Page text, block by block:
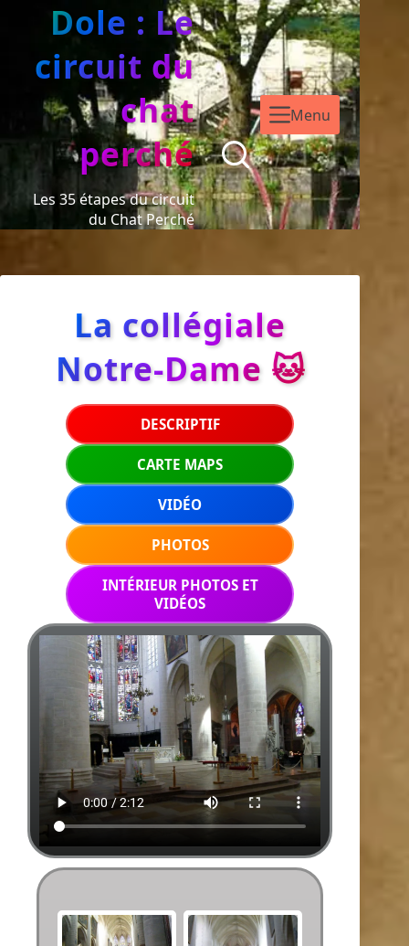
Dole : Le
circuit du
chat
perché
Les 35 étapes du circuit
du Chat Perché
Menu
La collégiale
Notre-Dame 🐱
DESCRIPTIF
CARTE MAPS
VIDÉO
PHOTOS
INTÉRIEUR PHOTOS ET
VIDÉOS